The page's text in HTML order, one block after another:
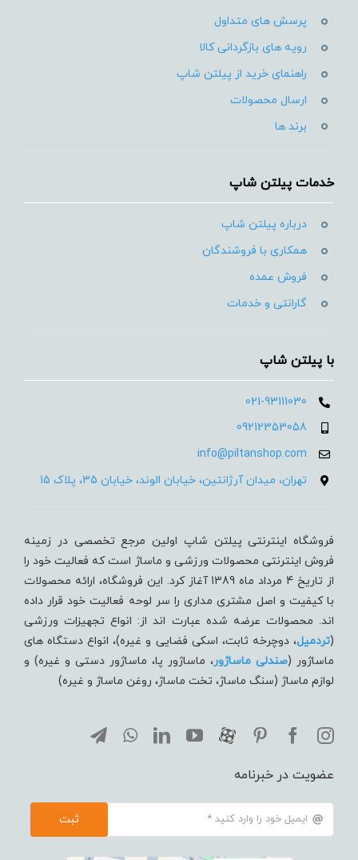
پرسش های متداول
رویه های بازگردانی کالا
راهنمای خرید از پیلتن شاپ
ارسال محصولات
برند ها
خدمات پیلتن شاپ
درباره پیلتن شاپ
همکاری با فروشندگان
فروش عمده
گارانتی و خدمات
با پیلتن شاپ
021-93111030
09212353058
info@piltanshop.com
تهران، میدان آرژانتین، خیابان الوند، خیابان 35، پلاک 15
فروشگاه اینترنتی پیلتن شاپ اولین مرجع تخصصی در زمینه
فروش اینترنتی محصولات ورزشی و ماساژ است که فعالیت خود را
از تاریخ 4 مرداد ماه 1389 آغاز کرد. این فروشگاه، ارائه محصولات
با کیفیت و اصل مشتری مداری را سر لوحه فعالیت خود قرار داده
اند. محصولات عرضه شده عبارت اند از: انواع تجهیزات ورزشی
(تردميل، دوچرخه ثابت، اسکی فضایی و غیره)، انواع دستگاه های
ماساژور (صندلی ماساژور، ماساژور پا، ماساژور دستی و غیره) و
لوازم ماساژ (سنگ ماساژ، تخت ماساژ، روغن ماساژ و غیره)
عضویت در خبرنامه
ثبت